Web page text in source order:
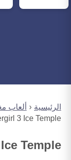
الرئيسية
ألعاب
3 Ice Temple
Temple